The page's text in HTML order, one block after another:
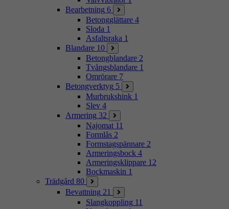
Bearbetning 6
Betongglättare 4
Sloda 1
Asfaltsraka 1
Blandare 10
Betongblandare 2
Tvångsblandare 1
Omrörare 7
Betongverktyg 5
Murbrukshink 1
Slev 4
Armering 32
Najomat 11
Formlås 2
Formstagspännare 2
Armeringsbock 4
Armeringsklippare 12
Bockmaskin 1
Trädgård 80
Bevattning 21
Slangkoppling 11